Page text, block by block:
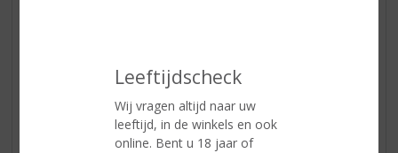
Leeftijdscheck
Wij vragen altijd naar uw
leeftijd, in de winkels en ook
online. Bent u 18 jaar of
RUM VAN DE MAAND
BIER VAN DE MAAND
SPIRIT VAN DE MAAND